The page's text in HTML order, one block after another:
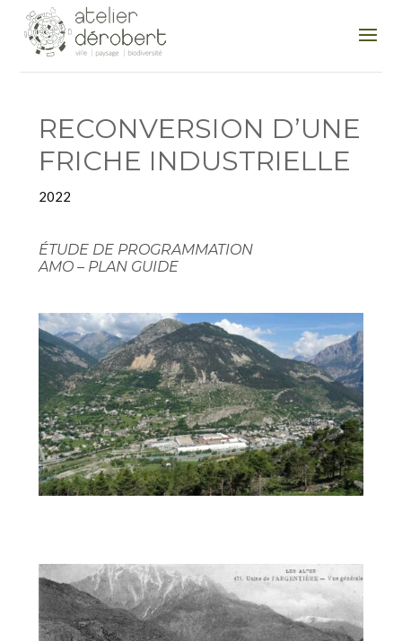
RECONVERSION D’UNE
FRICHE INDUSTRIELLE
2022
ÉTUDE DE PROGRAMMATION
AMO – PLAN GUIDE